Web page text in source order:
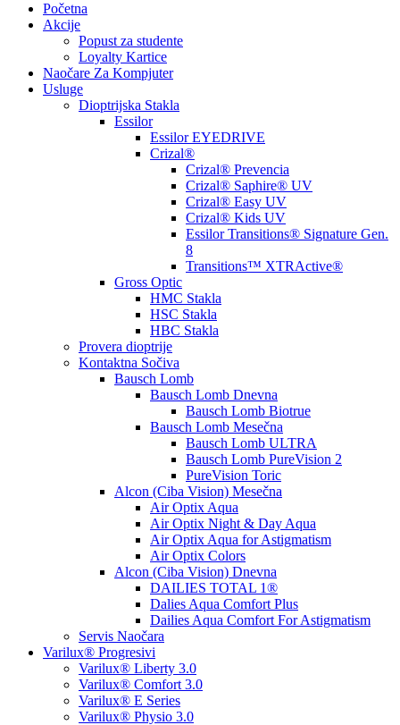
Početna
Akcije
Popust za studente
Loyalty Kartice
Naočare Za Kompjuter
Usluge
Dioptrijska Stakla
Essilor
Essilor EYEDRIVE
Crizal®
Crizal® Prevencia
Crizal® Saphire® UV
Crizal® Easy UV
Crizal® Kids UV
Essilor Transitions® Signature Gen.
8
Transitions™ XTRActive®
Gross Optic
HMC Stakla
HSC Stakla
HBC Stakla
Provera dioptrije
Kontaktna Sočiva
Bausch Lomb
Bausch Lomb Dnevna
Bausch Lomb Biotrue
Bausch Lomb Mesečna
Bausch Lomb ULTRA
Bausch Lomb PureVision 2
PureVision Toric
Alcon (Ciba Vision) Mesečna
Air Optix Aqua
Air Optix Night & Day Aqua
Air Optix Aqua for Astigmatism
Air Optix Colors
Alcon (Ciba Vision) Dnevna
DAILIES TOTAL 1®
Dalies Aqua Comfort Plus
Dailies Aqua Comfort For Astigmatism
Servis Naočara
Varilux® Progresivi
Varilux® Liberty 3.0
Varilux® Comfort 3.0
Varilux® E Series
Varilux® Physio 3.0